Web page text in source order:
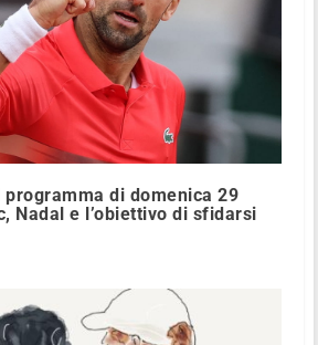
programma di domenica 29
Nadal e l’obiettivo di sfidarsi